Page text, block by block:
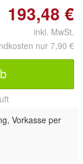
193,48 €
inkl. MwSt.
nur 7,90 €
Vorkasse per